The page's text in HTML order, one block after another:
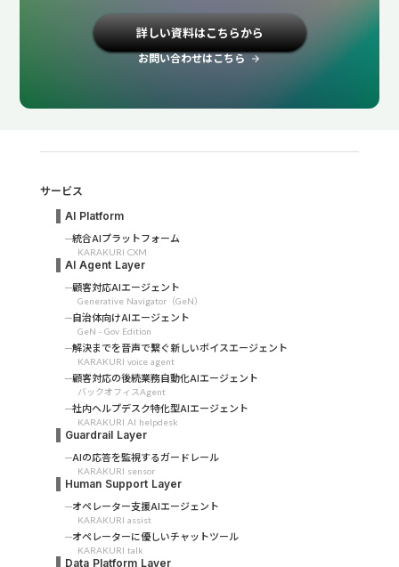
詳しい資料はこちらから
お問い合わせはこちら arrow_forward
サービス
AI Platform
統合AIプラットフォーム
KARAKURI CXM
AI Agent Layer
顧客対応AIエージェント
Generative Navigator（GeN）
自治体向けAIエージェント
GeN - Gov Edition
解決までを音声で繋ぐ新しいボイスエージェント
KARAKURI voice agent
顧客対応の後続業務自動化AIエージェント
バックオフィスAgent
社内ヘルプデスク特化型AIエージェント
KARAKURI AI helpdesk
Guardrail Layer
AIの応答を監視するガードレール
KARAKURI sensor
Human Support Layer
オペレーター支援AIエージェント
KARAKURI assist
オペレーターに優しいチャットツール
KARAKURI talk
Data Platform Layer